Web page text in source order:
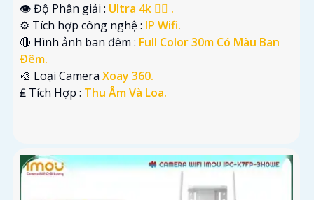
👁 Độ Phân giải : Ultra 4k 👍🏾 .
⚙ Tích hợp công nghệ : IP Wifi.
🔴 Hình ảnh ban đêm : Full Color 30m Có Màu Ban
Ðêm.
🎨 Loại Camera Xoay 360.
️₤ Tích Hợp : Thu Âm Và Loa.